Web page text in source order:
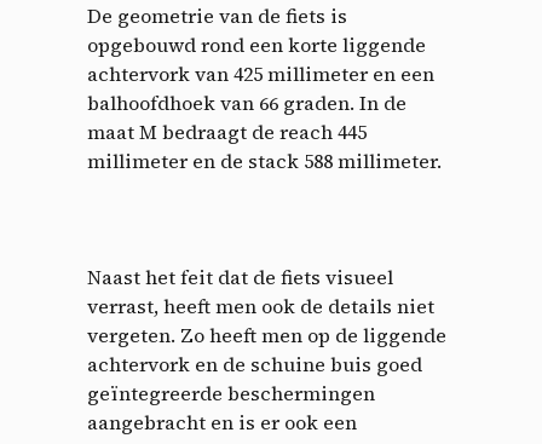
De geometrie van de fiets is
opgebouwd rond een korte liggende
achtervork van 425 millimeter en een
balhoofdhoek van 66 graden. In de
maat M bedraagt de reach 445
millimeter en de stack 588 millimeter.
Naast het feit dat de fiets visueel
verrast, heeft men ook de details niet
vergeten. Zo heeft men op de liggende
achtervork en de schuine buis goed
geïntegreerde beschermingen
aangebracht en is er ook een